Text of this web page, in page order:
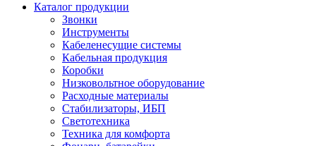
Каталог продукции
Звонки
Инструменты
Кабеленесущие системы
Кабельная продукция
Коробки
Низковольтное оборудование
Расходные материалы
Стабилизаторы, ИБП
Светотехника
Техника для комфорта